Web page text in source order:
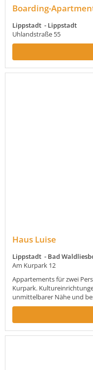
Boarding-
Lippstadt - Lippstadt
Uhlandstraße 55
Haus Luise
Lippstadt - Bad
Am Kurpark 12
Appartements für zwei
Kurpark.
unmittelbarer Nähe und